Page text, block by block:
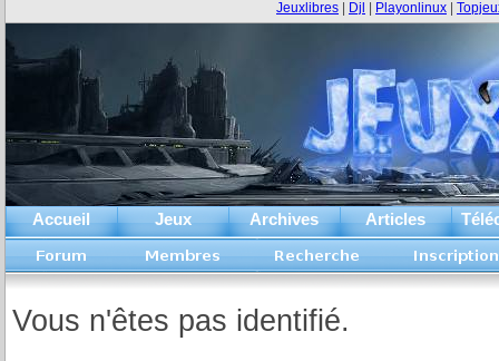
Accueil Jeux Archives Articles
Jeuxlibres Djl Playonlinux
Vous n'êtes pas identifié.